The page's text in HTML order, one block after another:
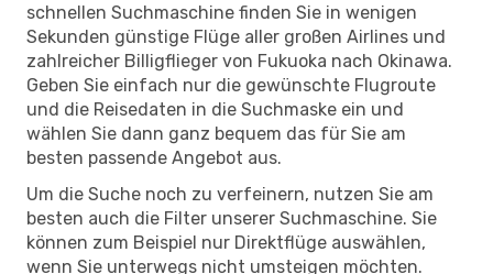
schnellen Suchmaschine finden Sie in wenigen
Sekunden günstige Flüge aller großen Airlines und
zahlreicher Billigflieger von Fukuoka nach Okinawa.
Geben Sie einfach nur die gewünschte Flugroute
und die Reisedaten in die Suchmaske ein und
wählen Sie dann ganz bequem das für Sie am
besten passende Angebot aus.
Um die Suche noch zu verfeinern, nutzen Sie am
besten auch die Filter unserer Suchmaschine. Sie
können zum Beispiel nur Direktflüge auswählen,
wenn Sie unterwegs nicht umsteigen möchten.